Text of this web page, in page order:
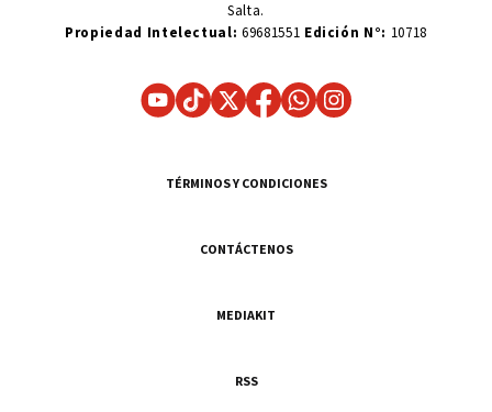
Salta.
Propiedad Intelectual: 69681551 Edición N°: 10718
TÉRMINOS Y CONDICIONES
CONTÁCTENOS
MEDIAKIT
RSS